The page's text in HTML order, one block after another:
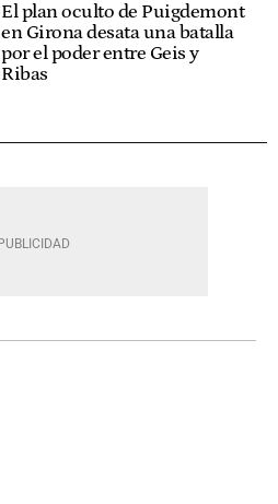
El plan oculto de Puigdemont
en Girona desata una batalla
por el poder entre Geis y
Ribas